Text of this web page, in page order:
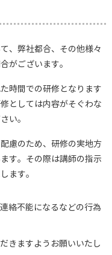
、弊社都合、その他様々
がございます。
時間での研修となります
としては内容がそぐわな
い。
慮のため、研修の実地方
す。その際は講師の指示
ます。
絡不能になるなどの行為
きますようお願いいたし